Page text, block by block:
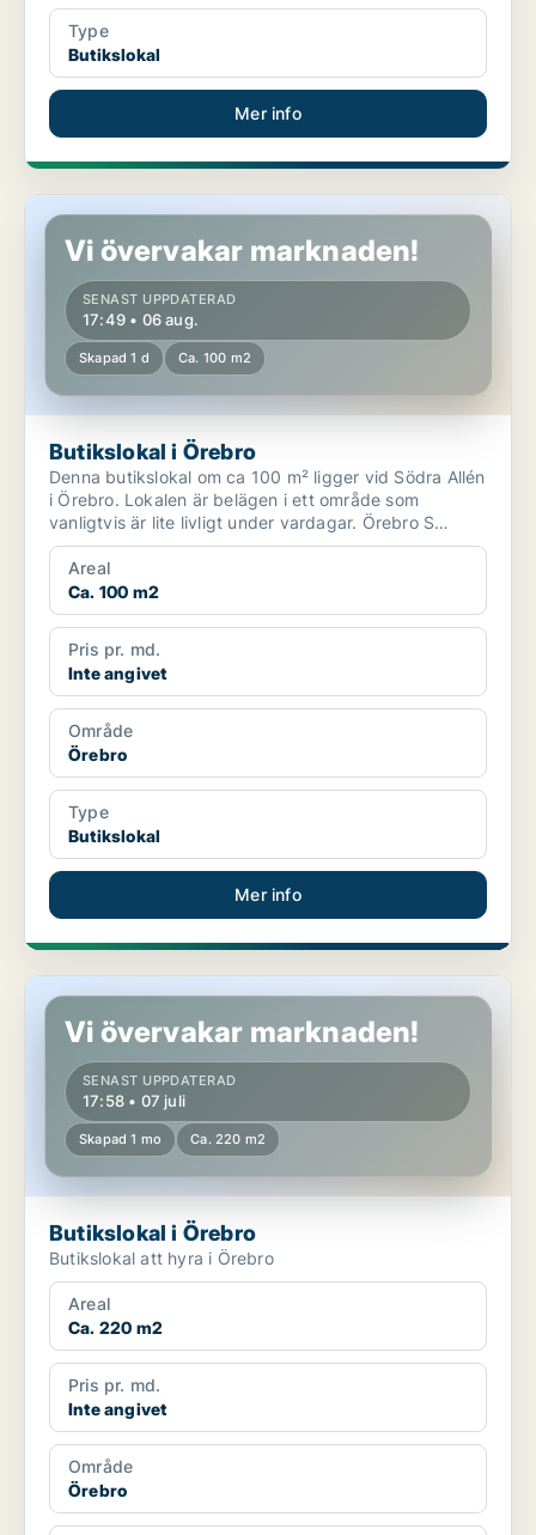
Type
Butikslokal
Mer info
Butikslokal i Örebro
Vi övervakar marknaden!
SENAST UPPDATERAD
17:49 • 06 aug.
Skapad 1 d Ca. 100 m2
Butikslokal i Örebro
Denna butikslokal om ca 100 m² ligger vid Södra Allén
i Örebro. Lokalen är belägen i ett område som
vanligtvis är lite livligt under vardagar. Örebro S
stati...
Areal
Ca. 100 m2
Pris pr. md.
Inte angivet
Område
Örebro
Type
Butikslokal
Mer info
Butikslokal i Örebro
Vi övervakar marknaden!
SENAST UPPDATERAD
17:58 • 07 juli
Skapad 1 mo Ca. 220 m2
Butikslokal i Örebro
Butikslokal att hyra i Örebro
Areal
Ca. 220 m2
Pris pr. md.
Inte angivet
Område
Örebro